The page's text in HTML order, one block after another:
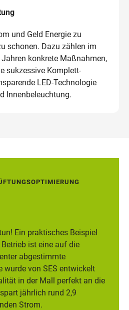
und Geld Energie zu
schonen. Dazu zählen im
Jahren konkrete Maßnahmen,
sukzessive Komplett-
LED-Technologie
Innenbeleuchtung.
Ein praktisches Beispiel
ist eine auf die
abgestimmte
wurde von SES entwickelt
in der Mall perfekt an die
jährlich rund 2,9
Strom.